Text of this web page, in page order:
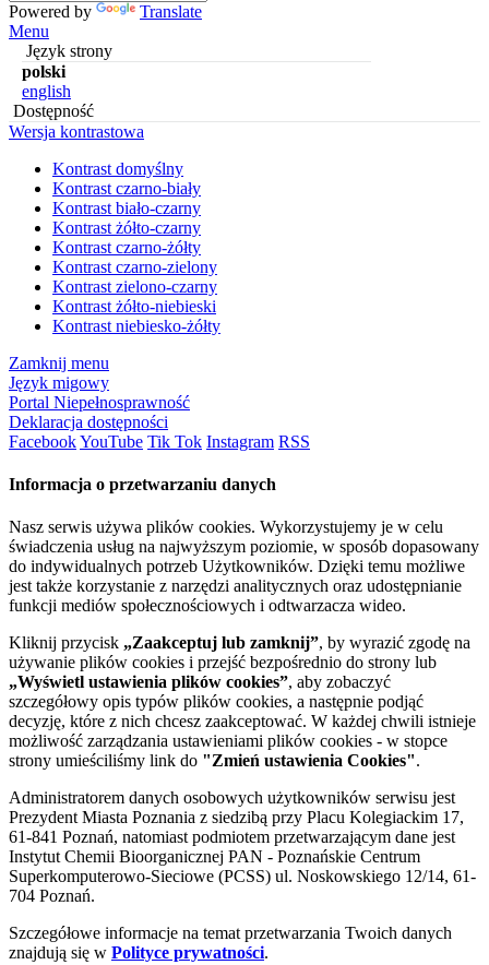
Powered by
Translate
Menu
Język strony
polski
english
Dostępność
Wersja kontrastowa
Kontrast domyślny
Kontrast czarno-biały
Kontrast biało-czarny
Kontrast żółto-czarny
Kontrast czarno-żółty
Kontrast czarno-zielony
Kontrast zielono-czarny
Kontrast żółto-niebieski
Kontrast niebiesko-żółty
Zamknij menu
Język migowy
Portal Niepełnosprawność
Deklaracja dostępności
FacebookYouTube Tik Tok Instagram RSS
Informacja o przetwarzaniu danych
Nasz serwis używa plików cookies. Wykorzystujemy je w celu
świadczenia usług na najwyższym poziomie, w sposób dopasowany
do indywidualnych potrzeb Użytkowników. Dzięki temu możliwe
jest także korzystanie z narzędzi analitycznych oraz udostępnianie
funkcji mediów społecznościowych i odtwarzacza wideo.
Kliknij przycisk „Zaakceptuj lub zamknij”, by wyrazić zgodę na
używanie plików cookies i przejść bezpośrednio do strony lub
„Wyświetl ustawienia plików cookies”, aby zobaczyć
szczegółowy opis typów plików cookies, a następnie podjąć
decyzję, które z nich chcesz zaakceptować. W każdej chwili istnieje
możliwość zarządzania ustawieniami plików cookies - w stopce
strony umieściliśmy link do "Zmień ustawienia Cookies".
Administratorem danych osobowych użytkowników serwisu jest
Prezydent Miasta Poznania z siedzibą przy Placu Kolegiackim 17,
61-841 Poznań, natomiast podmiotem przetwarzającym dane jest
Instytut Chemii Bioorganicznej PAN - Poznańskie Centrum
Superkomputerowo-Sieciowe (PCSS) ul. Noskowskiego 12/14, 61-
704 Poznań.
Szczegółowe informacje na temat przetwarzania Twoich danych
znajdują się w Polityce prywatności.